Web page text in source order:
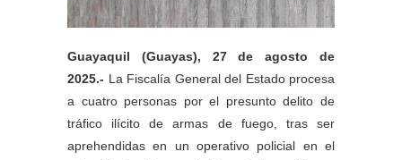
Guayaquil (Guayas), 27 de agosto de
2025.- La Fiscalía General del Estado procesa
a cuatro personas por el presunto delito de
tráfico ilícito de armas de fuego, tras ser
aprehendidas en un operativo policial en el